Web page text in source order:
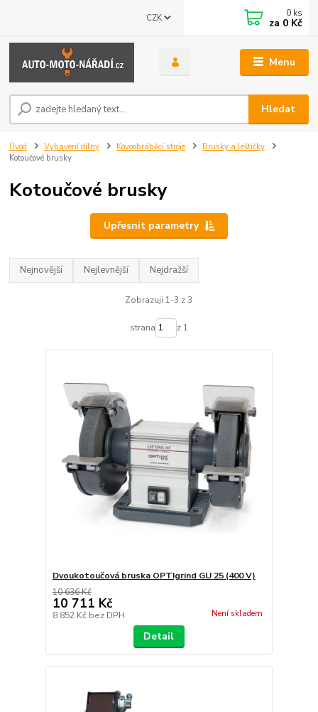
Menu
CZK
Hledat
0 ks
za 0 Kč
Úvod Vybavení dílny Kovoobráběcí stroje
Brusky a leštičky
Kotoučové brusky
Kotoučové brusky
Upřesnit parametry
Nejnovější Nejlevnější Nejdražší
Zobrazuji 1-3 z 3
strana z 1
Dvoukotoučová bruska OPTIgrind GU 25 (400 V)
10 636 Kč
10 711 Kč
8 852 Kč bez DPH Není skladem
Detail